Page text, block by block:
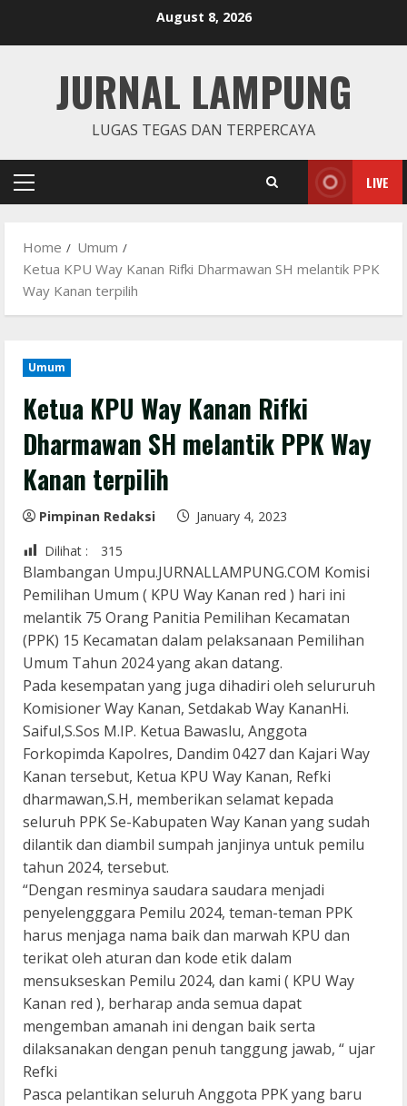
August 8, 2026
JURNAL LAMPUNG
LUGAS TEGAS DAN TERPERCAYA
Primary
LIVE
Home
Umum
Ketua KPU Way Kanan Rifki Dharmawan SH melantik PPK
Way Kanan terpilih
Umum
Ketua KPU Way Kanan Rifki
Dharmawan SH melantik PPK Way
Kanan terpilih
Pimpinan Redaksi
January 4, 2023
Dilihat :
315
Blambangan Umpu.JURNALLAMPUNG.COM Komisi
Pemilihan Umum ( KPU Way Kanan red ) hari ini
melantik 75 Orang Panitia Pemilihan Kecamatan
(PPK) 15 Kecamatan dalam pelaksanaan Pemilihan
Umum Tahun 2024 yang akan datang.
Pada kesempatan yang juga dihadiri oleh selururuh
Komisioner Way Kanan, Setdakab Way KananHi.
Saiful,S.Sos M.IP. Ketua Bawaslu, Anggota
Forkopimda Kapolres, Dandim 0427 dan Kajari Way
Kanan tersebut, Ketua KPU Way Kanan, Refki
dharmawan,S.H, memberikan selamat kepada
seluruh PPK Se-Kabupaten Way Kanan yang sudah
dilantik dan diambil sumpah janjinya untuk pemilu
tahun 2024, tersebut.
“Dengan resminya saudara saudara menjadi
penyelengggara Pemilu 2024, teman-teman PPK
harus menjaga nama baik dan marwah KPU dan
terikat oleh aturan dan kode etik dalam
mensukseskan Pemilu 2024, dan kami ( KPU Way
Kanan red ), berharap anda semua dapat
mengemban amanah ini dengan baik serta
dilaksanakan dengan penuh tanggung jawab, “ ujar
Refki
Pasca pelantikan seluruh Anggota PPK yang baru